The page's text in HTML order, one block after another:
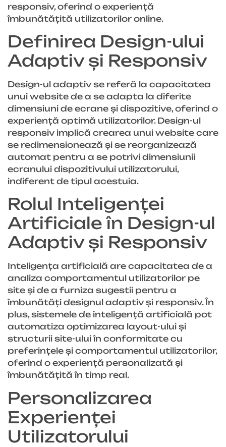
responsiv, oferind o experiență
îmbunătățită utilizatorilor online.
Definirea Design-ului
Adaptiv și Responsiv
Design-ul adaptiv se referă la capacitatea
unui website de a se adapta la diferite
dimensiuni de ecrane și dispozitive, oferind o
experiență optimă utilizatorilor. Design-ul
responsiv implică crearea unui website care
se redimensionează și se reorganizează
automat pentru a se potrivi dimensiunii
ecranului dispozitivului utilizatorului,
indiferent de tipul acestuia.
Rolul Inteligenței
Artificiale în Design-ul
Adaptiv și Responsiv
Inteligența artificială are capacitatea de a
analiza comportamentul utilizatorilor pe
site și de a furniza sugestii pentru a
îmbunătăți designul adaptiv și responsiv. În
plus, sistemele de inteligență artificială pot
automatiza optimizarea layout-ului și
structurii site-ului în conformitate cu
preferințele și comportamentul utilizatorilor,
oferind o experiență personalizată și
îmbunătățită în timp real.
Personalizarea
Experienței
Utilizatorului